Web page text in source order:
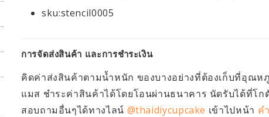
sku:stencil0005
การจัดส่งสินค้า และการชำระเงิน
คิดค่าส่งสินค้าตามน้ำหนัก ของบางอย่างที่ต้องเก็บที่อุณห
แมส ชำระค่าสินค้าได้โดยโอนผ่านธนาคาร นัดรับได้ที่โก
สอบถามอื่นๆได้ทางไลน์ @thaidiycupcake เข้าไปหน้า ค